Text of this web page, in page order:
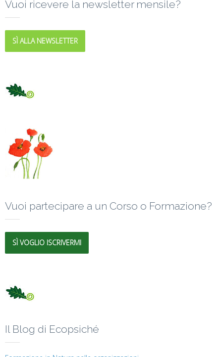
Vuoi ricevere la newsletter mensile?
SÌ ALLA NEWSLETTER
Vuoi partecipare a un Corso o Formazione?
SÌ VOGLIO ISCRIVERMI
Il Blog di Ecopsiché